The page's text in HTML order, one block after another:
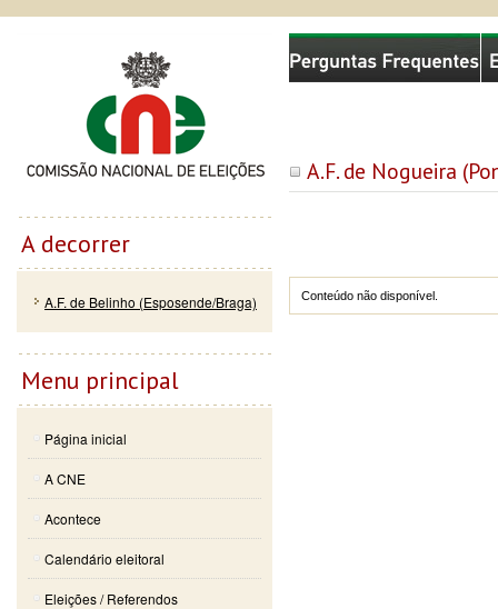
A.F. de Nogueira
Conteúdo não disponível.
Comissão Nacional de Eleições
A decorrer
A.F. de Belinho (Esposende/Braga)
Menu principal
Página inicial
A CNE
Acontece
Calendário eleitoral
Eleições / Referendos